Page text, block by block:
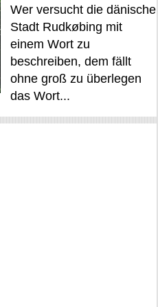
Wer versucht die dänische
Stadt Rudkøbing mit
einem Wort zu
beschreiben, dem fällt
ohne groß zu überlegen
das Wort...